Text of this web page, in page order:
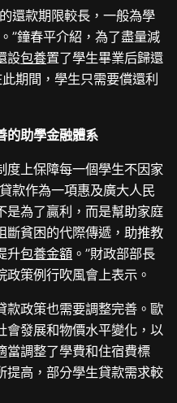
還款期限較長，一般為學
”鐘春平介紹，為了盡量減
設包養置了學生畢業后歸還
期間，學生只需要償還利
的助學金融體系
度上保障每一個學生不因家
款作為一項惠及廣大人民
是為了贏利，而是幫助家庭
斷貧困的代際傳遞，助推教
升包養金額 。”財政部部長
策例行吹風會上表示。
款政策也需要調整完善。歐
會發展和物價水平變化，以
當調整了學費和住宿費標
提高，部分學生貸款需求較